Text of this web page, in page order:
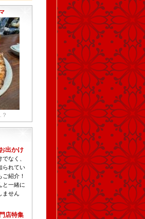
出かけ
でなく、
られてい
紹介！
と一緒に
ません
店特集